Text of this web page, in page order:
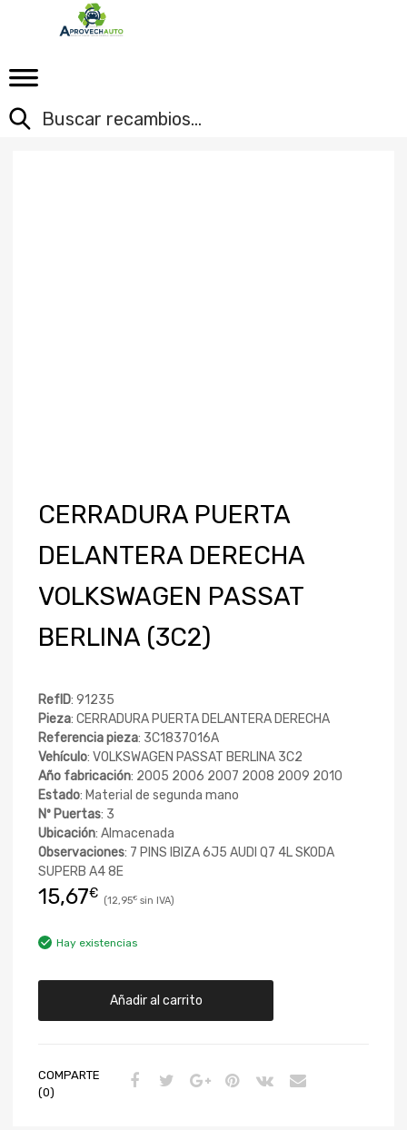
CERRADURA PUERTA
DELANTERA DERECHA
VOLKSWAGEN PASSAT
BERLINA (3C2)
RefID: 91235
Pieza: CERRADURA PUERTA DELANTERA DERECHA
Referencia pieza: 3C1837016A
Vehículo: VOLKSWAGEN PASSAT BERLINA 3C2
Año fabricación: 2005 2006 2007 2008 2009 2010
Estado: Material de segunda mano
Nº Puertas: 3
Ubicación: Almacenada
Observaciones: 7 PINS IBIZA 6J5 AUDI Q7 4L SKODA
SUPERB A4 8E
15,67€ 12,95€
Hay existencias
Añadir al carrito
COMPARTE
(0)